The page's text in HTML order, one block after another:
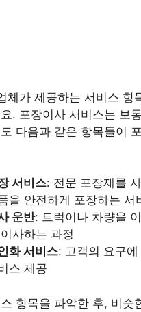
체가 제공하는 서비스 항
. 포장이사 서비스는 보
다음과 같은 항목들이
서비스: 전문 포장재를
을 안전하게 포장하는 서
운반: 트럭이나 차량을
사하는 과정
화 서비스: 고객의 요구
스 제공
항목을 파악한 후, 비슷